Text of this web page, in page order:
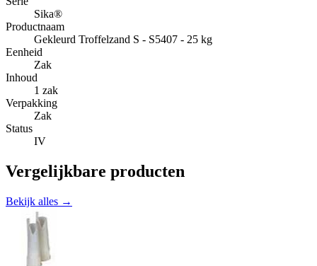
Sika®
Productnaam
Gekleurd Troffelzand S - S5407 - 25 kg
Eenheid
Zak
Inhoud
1 zak
Verpakking
Zak
Status
IV
Vergelijkbare producten
Bekijk alles →